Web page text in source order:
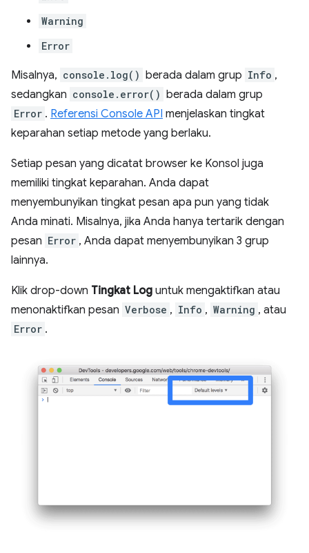
Warning
Error
Misalnya, console.log() berada dalam grup Info ,
sedangkan console.error() berada dalam grup
Error . Referensi Console API menjelaskan tingkat
keparahan setiap metode yang berlaku.
Setiap pesan yang dicatat browser ke Konsol juga
memiliki tingkat keparahan. Anda dapat
menyembunyikan tingkat pesan apa pun yang tidak
Anda minati. Misalnya, jika Anda hanya tertarik dengan
pesan Error , Anda dapat menyembunyikan 3 grup
lainnya.
Klik drop-down Tingkat Log untuk mengaktifkan atau
menonaktifkan pesan Verbose , Info , Warning , atau
Error .